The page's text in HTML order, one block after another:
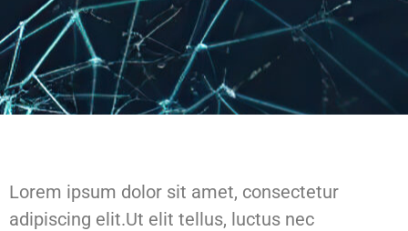
Lorem ipsum dolor sit amet, consectetur
adipiscing elit.Ut elit tellus, luctus nec